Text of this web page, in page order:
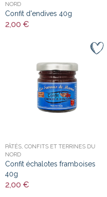
NORD
Confit d'endives 40g
2,00 €
PÂTÉS, CONFITS ET TERRINES DU
NORD
Confit échalotes framboises
40g
2,00 €